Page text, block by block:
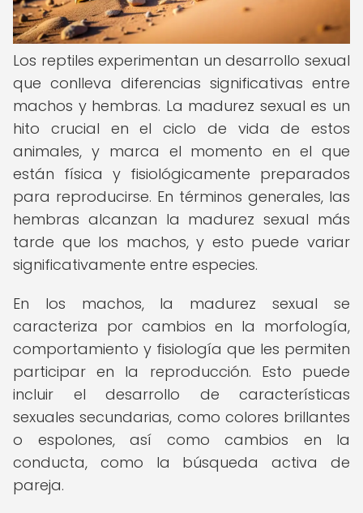
Los reptiles experimentan un desarrollo sexual
que conlleva diferencias significativas entre
machos y hembras. La madurez sexual es un
hito crucial en el ciclo de vida de estos
animales, y marca el momento en el que
están física y fisiológicamente preparados
para reproducirse. En términos generales, las
hembras alcanzan la madurez sexual más
tarde que los machos, y esto puede variar
significativamente entre especies.
En los machos, la madurez sexual se
caracteriza por cambios en la morfología,
comportamiento y fisiología que les permiten
participar en la reproducción. Esto puede
incluir el desarrollo de características
sexuales secundarias, como colores brillantes
o espolones, así como cambios en la
conducta, como la búsqueda activa de
pareja.